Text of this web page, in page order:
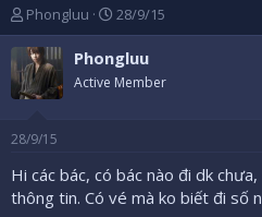
B
ắ
t
đ
ầ
Phongluu
N
g
à
y
b
ầ
u
28/9/15
Phongluu
Active Member
28/9/15
Hi các bác, có bác nào đi dk
thông tin. Có vé mà ko biết đi số